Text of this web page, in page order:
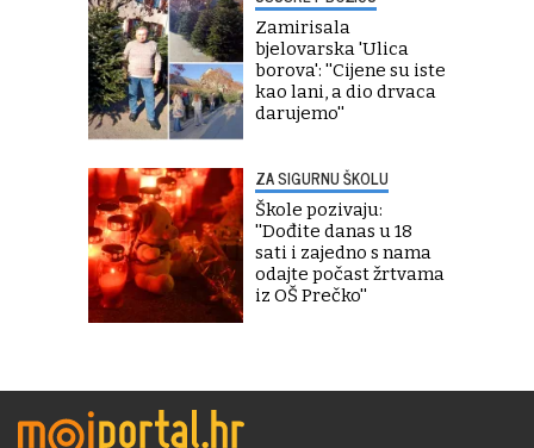
Zamirisala
bjelovarska 'Ulica
borova': ''Cijene su iste
kao lani, a dio drvaca
darujemo''
ZA SIGURNU ŠKOLU
Škole pozivaju:
''Dođite danas u 18
sati i zajedno s nama
odajte počast žrtvama
iz OŠ Prečko''